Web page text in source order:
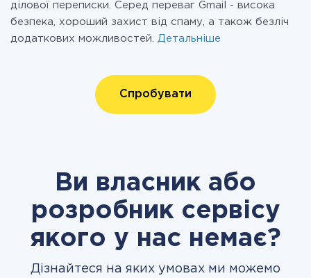
ділової переписки. Серед переваг Gmail - висока
безпека, хороший захист від спаму, а також безліч
додаткових можливостей. Детальніше
Спробувати
Ви власник або
розробник сервісу
якого у нас немає?
Дізнайтеся на яких умовах ми можемо